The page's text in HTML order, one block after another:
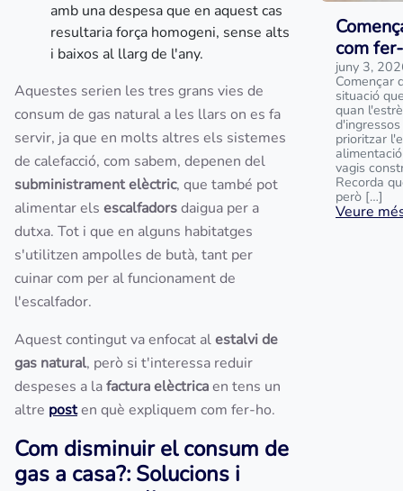
amb una despesa que en aquest cas
resultaria força homogeni, sense alts
i baixos al llarg de l'any.
Aquestes serien les tres grans vies de
consum de gas natural a les llars on es fa
servir, ja que en molts altres els sistemes
de calefacció, com sabem, depenen del
subministrament elèctric, que també pot
alimentar els escalfadorsdaigua per a
dutxa. Tot i que en alguns habitatges
s'utilitzen ampolles de butà, tant per
cuinar com per al funcionament de
l'escalfador.
Aquest contingut va enfocat alestalvi de
gas natural, però si t'interessa reduir
despeses a lafactura elèctricaen tens un
altre posten què expliquem com fer-ho.
Com disminuir el consum de
gas a casa?: Solucions i
com
juny 3,
Començar
situació
quan
prioritzar
vagis
Recorda
però […]
Veure